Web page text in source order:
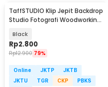
TaffSTUDIO Klip Jepit Backdrop
Studio Fotografi Woodworking
Black
Rp2.800
Rp12.900 79%
Online JKTP
JKTB
JKTU
TGR CKP
PBKS